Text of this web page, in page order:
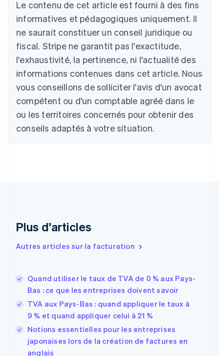
Le contenu de cet article est fourni à des fins
informatives et pédagogiques uniquement. Il
ne saurait constituer un conseil juridique ou
fiscal. Stripe ne garantit pas l'exactitude,
l'exhaustivité, la pertinence, ni l'actualité des
informations contenues dans cet article. Nous
vous conseillons de solliciter l'avis d'un avocat
compétent ou d'un comptable agréé dans le
ou les territoires concernés pour obtenir des
conseils adaptés à votre situation.
Plus d'articles
Autres articles sur la facturation
Quand utiliser le taux de TVA de 0 % aux Pays-
Bas : ce que les entreprises doivent savoir
TVA aux Pays-Bas : quand appliquer le taux à
9 % et quand appliquer celui à 21 %
Notions essentielles pour les entreprises
japonaises lors de la création de factures en
anglais
English
Autriche
DeutschEnglish
NederlandsFrançaisDeutsch English
Brésil
Português
Bulgarie
English
Canada
Chine continentale
简体中文English
Español English
English
Finlande
EnglishSvenska
FrançaisEnglish
Gibraltar
English
Grèce
English